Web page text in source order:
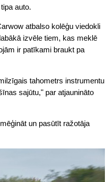
auto.
atbalso kolēģu viedokli
izvēle tiem, kas meklē
ir patīkami braukt pa
tahometrs instrumentu
sajūtu," par atjaunināto
un pasūtīt ražotāja